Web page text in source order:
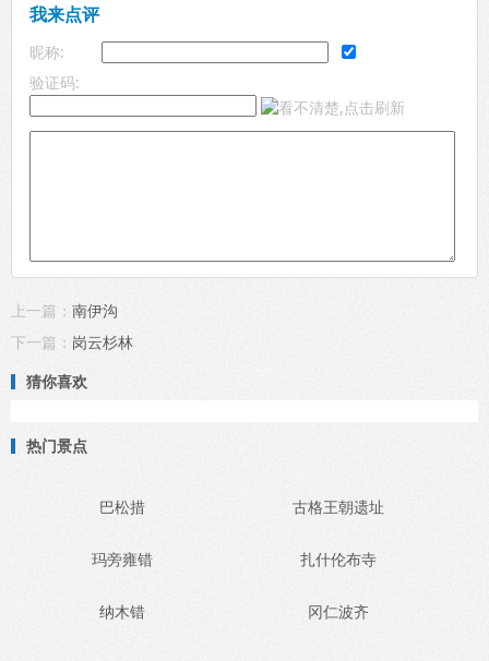
我来点评
昵称:
验证码:
上一篇： 南伊沟
下一篇： 岗云杉林
猜你喜欢
热门景点
巴松措 古格王朝遗址
玛旁雍错 扎什伦布寺
纳木错 冈仁波齐